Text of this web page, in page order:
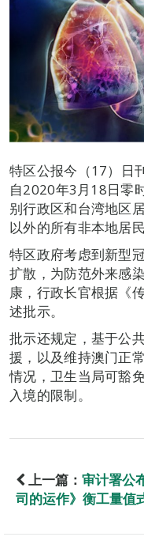
特区公报今（17）日
自2020年3月18日零
别行政区和台湾地区
以外的所有非本地居
特区政府考虑到新型
扩散，为防范外来感
康，行政长官根据《
述批示。
批示还规定，基于公
援，以及维持澳门正
情况，卫生当局可豁
入境的限制。
上一篇： 审计署公
司的运作》衡工量值